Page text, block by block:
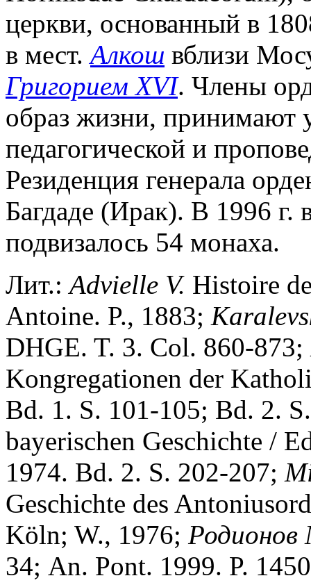
церкви, основанный в
в мест.Алкош вблизи
Григорием XVI. Члены
образ жизни, принимают
педагогической и
Резиденция генерала
Багдаде (Ирак). В 1996 г.
подвизалось 54 монаха.
Лит.:Advielle V. Histoire
Antoine. P., 1883;
DHGE. T. 3. Col. 860-873;
Kongregationen der
Bd. 1. S. 101-105; Bd. 2.
bayerischen Geschichte /
1974. Bd. 2. S. 202-207;
Geschichte des
Köln; W., 1976;
34; An. Pont. 1999. P.